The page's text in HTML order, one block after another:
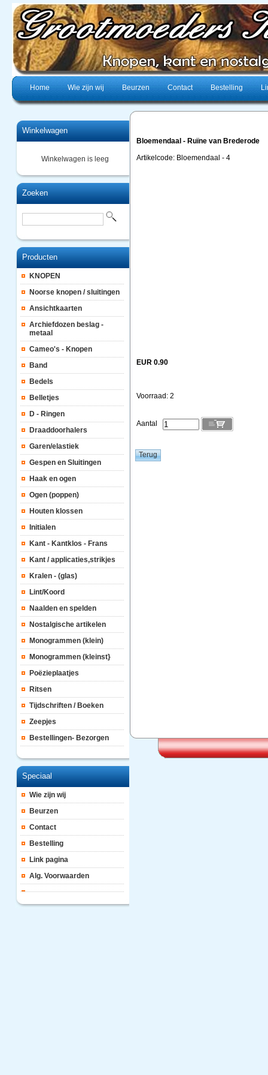
Home Wie zijn wij Beurzen Contact Bestelling
Winkelwagen
Winkelwagen is leeg
Zoeken
Producten
KNOPEN
Noorse knopen / sluitingen
Ansichtkaarten
Archiefdozen beslag -
metaal
Cameo's - Knopen
Band
Bedels
Belletjes
D - Ringen
Draaddoorhalers
Garen/elastiek
Gespen en Sluitingen
Haak en ogen
Ogen (poppen)
Houten klossen
Initialen
Kant - Kantklos - Frans
Kant / applicaties,strikjes
Kralen - (glas)
Lint/Koord
Naalden en spelden
Nostalgische artikelen
Monogrammen (klein)
Monogrammen (kleinst}
Poëzieplaatjes
Ritsen
Tijdschriften / Boeken
Zeepjes
Bestellingen- Bezorgen
Speciaal
Wie zijn wij
Beurzen
Contact
Bestelling
Link pagina
Alg. Voorwaarden
Bloemendaal - Ruïne van Brederode
Artikelcode: Bloemendaal - 4
EUR 0.90
Voorraad: 2
Aantal